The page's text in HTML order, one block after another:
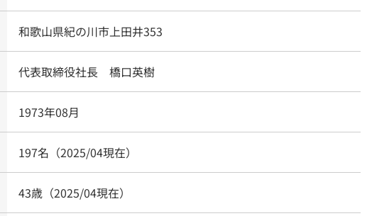
和歌山県紀の川市上田井353
代表取締役社長 橋口英樹
1973年08月
197名（2025/04現在）
43歳（2025/04現在）